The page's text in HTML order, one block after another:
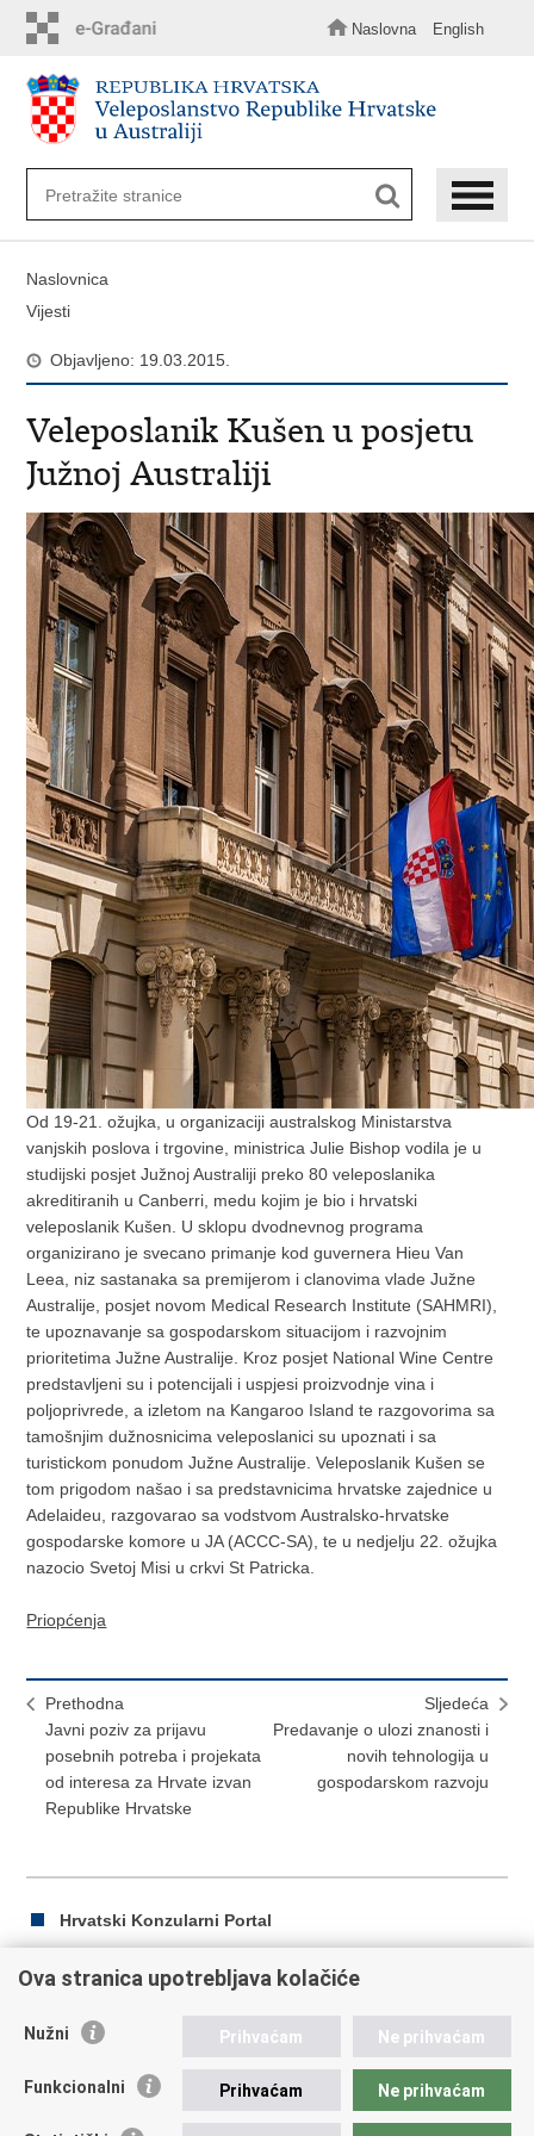
sadržaj
Naslovna English
Naslovnica
Vijesti
Objavljeno: 19.03.2015.
Veleposlanik Kušen u posjetu
Južnoj Australiji
Od 19-21. ožujka, u organizaciji australskog Ministarstva
vanjskih poslova i trgovine, ministrica Julie Bishop vodila je u
studijski posjet Južnoj Australiji preko 80 veleposlanika
akreditiranih u Canberri, medu kojim je bio i hrvatski
veleposlanik Kušen. U sklopu dvodnevnog programa
organizirano je svecano primanje kod guvernera Hieu Van
Leea, niz sastanaka sa premijerom i clanovima vlade Južne
Australije, posjet novom Medical Research Institute (SAHMRI),
te upoznavanje sa gospodarskom situacijom i razvojnim
prioritetima Južne Australije. Kroz posjet National Wine Centre
predstavljeni su i potencijali i uspjesi proizvodnje vina i
poljoprivrede, a izletom na Kangaroo Island te razgovorima sa
tamošnjim dužnosnicima veleposlanici su upoznati i sa
turistickom ponudom Južne Australije. Veleposlanik Kušen se
tom prigodom našao i sa predstavnicima hrvatske zajednice u
Adelaideu, razgovarao sa vodstvom Australsko-hrvatske
gospodarske komore u JA (ACCC-SA), te u nedjelju 22. ožujka
nazocio Svetoj Misi u crkvi St Patricka.
Priopćenja
Prethodna
Javni poziv za prijavu
posebnih potreba i projekata
od interesa za Hrvate izvan
Republike Hrvatske
Sljedeća
Predavanje o ulozi znanosti i
novih tehnologija u
gospodarskom razvoju
Hrvatski Konzularni Portal
Ispiši
Podijeli
Facebooku
Twitteru
Republika Hrvatska
Ova stranica upotrebljava kolačiće
Nužni Prihvaćam Ne prihvaćam
Funkcionalni Prihvaćam Ne prihvaćam